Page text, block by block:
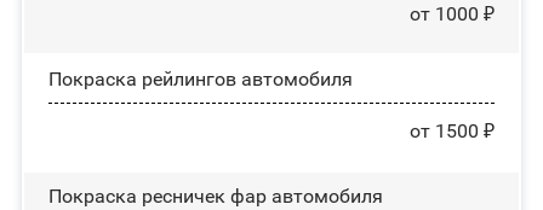
от 1000 ₽
Покраска рейлингов автомобиля
от 1500 ₽
Покраска ресничек фар автомобиля